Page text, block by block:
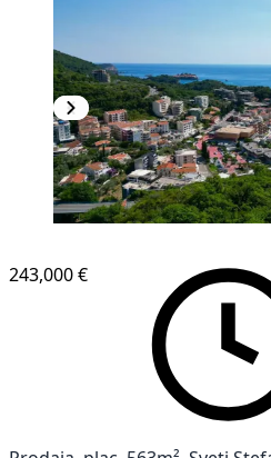
243,000 €